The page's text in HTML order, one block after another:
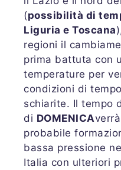
(possibilità di
Liguria e Toscana
regioni il
prima battuta con
temperature per
condizioni di
schiarite. Il tempo
di DOMENICA
probabile
bassa pressione
Italia con ulteriori